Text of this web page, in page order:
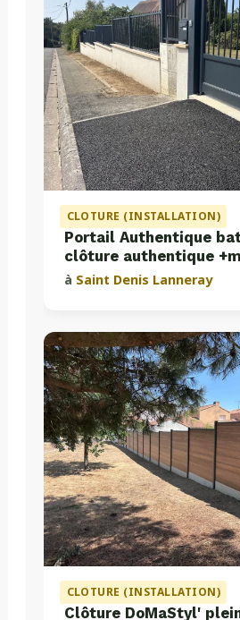
CLOTURE (INSTALLATION)
Portail Authentique
clôture authentique
à Saint Denis Lanneray
CLOTURE (INSTALLATION)
Clôture DoMaStyl'